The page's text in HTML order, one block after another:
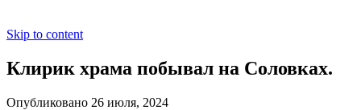
Skip to content
Клирик храма побывал на Соловках.
Опубликовано 26 июля, 2024